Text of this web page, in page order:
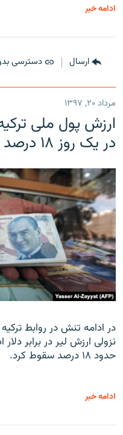
ادامه خبر
ارسال دسترسی
مرداد ۲۰, ۱۳۹۷
ارزش پول ملی ترکیه
در یک روز ۱۸ درصد سقوط کرد
در ادامه تنش در روابط
نزولی ارزش لیر در برابر
حدود ۱۸ درصد سقوط کرد.
ادامه خبر